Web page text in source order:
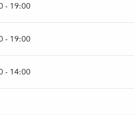
- 19:00
- 19:00
- 14:00